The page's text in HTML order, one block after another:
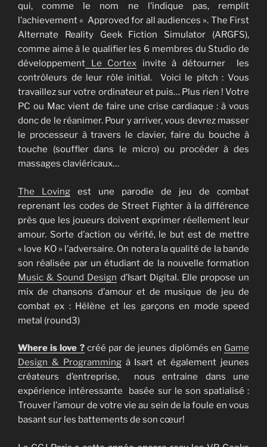
qui, comme le nom ne l’indique pas, remplit
l’achievement « Approved for all audiences ». The First
Alternate Reality Geek Fiction Simulator (ARGFS),
comme aime à le qualifier les 6 membres du Studio de
développement Le Cortex invite à détourner les
contrôleurs de leur rôle initial. Voici le pitch : Vous
travaillez sur votre ordinateur et puis… Plus rien ! Votre
PC ou Mac vient de faire une crise cardiaque : à vous
donc de le réanimer. Pour y arriver, vous devrez masser
le processeur à travers le clavier, faire du bouche à
touche (souffler dans le micro) ou procéder à des
massages claviéricaux…
The Loving est une parodie de jeu de combat
reprenant les codes de Street Fighter à la différence
près que les joueurs doivent exprimer réellement leur
amour. Sorte d’action ou vérité, le but est de mettre
« love KO » l’adversaire. On notera la qualité de la bande
son réalisée par un étudiant de la nouvelle formation
Music & Sound Design d’Isart Digital. Elle propose un
mix de chansons d’amour et de musique de jeu de
combat ex : Hélène et les garçons en mode speed
metal (round3)
Where is love ? créé par de jeunes diplômés en Game
Design & Programmingà Isart et également jeunes
créateurs d’entreprise, nous entraine dans une
expérience intéressante basée sur le son spatialisé :
Trouver l’amour de votre vie au sein de la foule en vous
basant sur les battements de son cœur!